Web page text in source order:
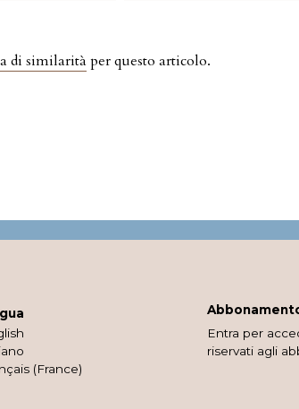
di similarità per questo articolo.
(France)
Entra per
riservati agli